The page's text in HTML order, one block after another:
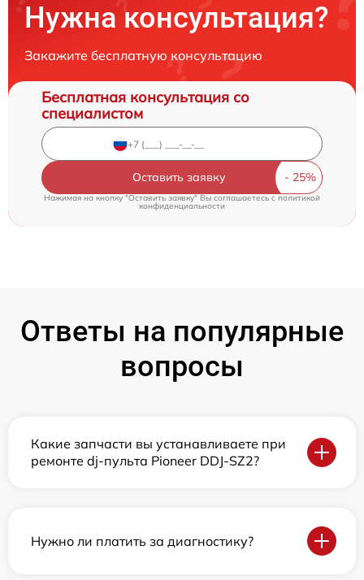
Нужна консультация?
Закажите бесплатную консультацию
Бесплатная консультация со
специалистом
Оставить заявку
Нажимая на кнопку "Оставить заявку" Вы соглашаетесь cполитикой
конфиденциальности
Ответы на популярные
вопросы
Какие запчасти вы устанавливаете при
ремонте dj-пульта Pioneer DDJ-SZ2?
Нужно ли платить за диагностику?